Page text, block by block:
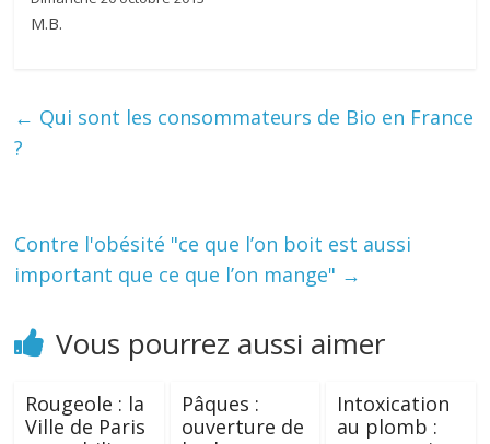
M.B.
← Qui sont les consommateurs de Bio en France
?
Contre l'obésité "ce que l’on boit est aussi
important que ce que l’on mange" →
Vous pourrez aussi aimer
Rougeole : la
Ville de Paris
Pâques :
ouverture de
Intoxication
au plomb :